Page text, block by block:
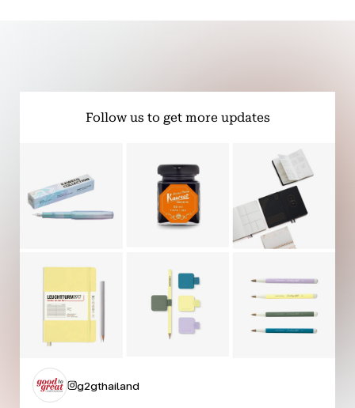
Follow us to get more updates
g2gthailand